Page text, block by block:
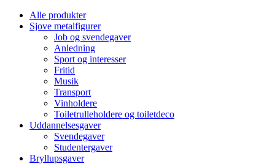
Alle produkter
Sjove metalfigurer
Job og svendegaver
Anledning
Sport og interesser
Fritid
Musik
Transport
Vinholdere
Toiletrulleholdere og toiletdeco
Uddannelsesgaver
Svendegaver
Studentergaver
Bryllupsgaver